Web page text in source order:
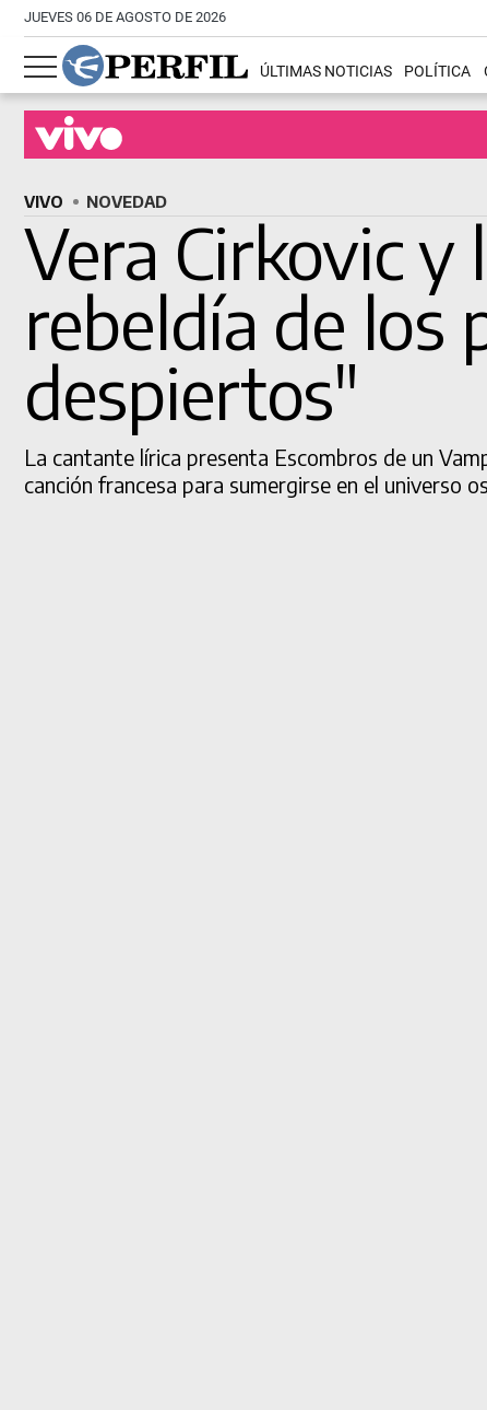
JUEVES 06 DE AGOSTO DE 2026
ÚLTIMAS NOTICIAS POLÍTICA
VIVO NOVEDAD
Vera Cirkovic y
rebeldía de los
despiertos"
La cantante lírica presenta Escombros de un
canción francesa para sumergirse en el universo